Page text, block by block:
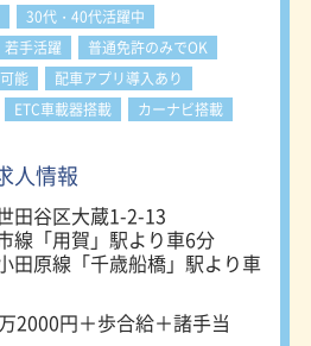
30代・40代活躍中
若手活躍
普通免許のみでOK
能
配車アプリ導入あり
ETC車載器搭載 カーナビ搭載
人情報
田谷区大蔵1-2-13
線「用賀」駅より車6分
田原線「千歳船橋」駅より車
2000円＋歩合給＋諸手当